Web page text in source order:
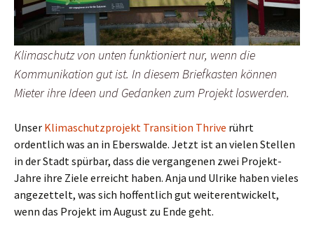
Klimaschutz von unten funktioniert nur, wenn die
Kommunikation gut ist. In diesem Briefkasten können
Mieter ihre Ideen und Gedanken zum Projekt loswerden.
Unser Klimaschutzprojekt Transition Thrive rührt
ordentlich was an in Eberswalde. Jetzt ist an vielen Stellen
in der Stadt spürbar, dass die vergangenen zwei Projekt-
Jahre ihre Ziele erreicht haben. Anja und Ulrike haben vieles
angezettelt, was sich hoffentlich gut weiterentwickelt,
wenn das Projekt im August zu Ende geht.